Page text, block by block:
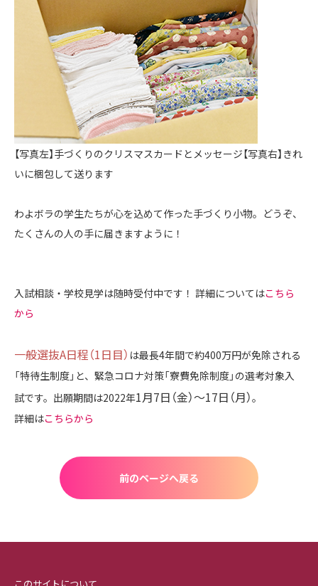
【写真左】手づくりのクリスマスカードとメッセージ【写真右】きれ
いに梱包して送ります
わよボラの学生たちが心を込めて作った手づくり小物。どうぞ、
たくさんの人の手に届きますように！
入試相談・学校見学は随時受付中です！ 詳細についてはこちら
から
一般選抜A日程（1日目） は最長4年間で約400万円が免除される
「特待生制度」と、緊急コロナ対策「寮費免除制度」の選考対象入
試です。出願期間は2022年1月7日（金）～17日（月）。
詳細はこちらから
前のページへ戻る